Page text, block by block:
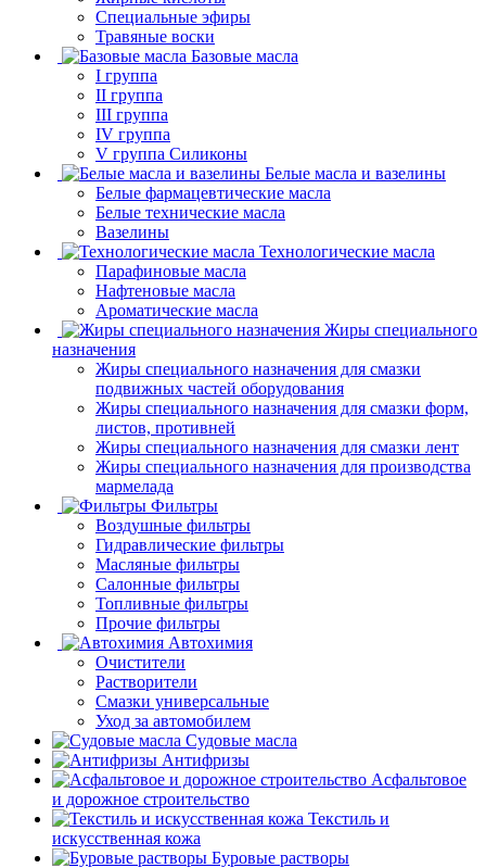
Специальные эфиры
Травяные воски
Базовые масла
I группа
II группа
III группа
IV группа
V группа Силиконы
Белые масла и вазелины
Белые фармацевтические масла
Белые технические масла
Вазелины
Технологические масла
Парафиновые масла
Нафтеновые масла
Ароматические масла
Жиры специального
назначения
Жиры специального назначения для смазки
подвижных частей оборудования
Жиры специального назначения для смазки форм,
листов, противней
Жиры специального назначения для смазки лент
Жиры специального назначения для производства
мармелада
Фильтры
Воздушные фильтры
Гидравлические фильтры
Масляные фильтры
Салонные фильтры
Топливные фильтры
Прочие фильтры
Автохимия
Очистители
Растворители
Смазки универсальные
Уход за автомобилем
Судовые масла
Антифризы
Асфальтовое
и дорожное строительство
Текстиль и
искусственная кожа
Буровые растворы